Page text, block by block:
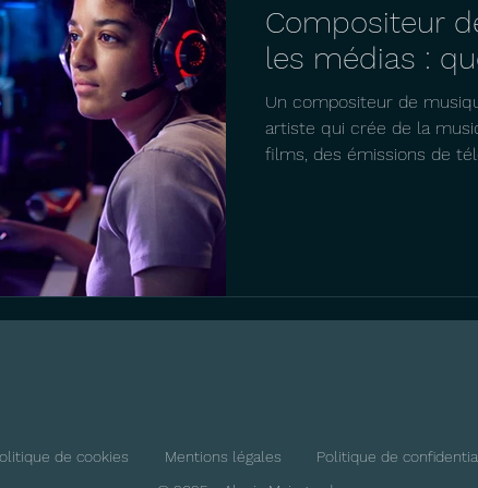
Compositeur
les médias :
Un compositeur de
artiste qui crée de la
films, des émissions de
de cookies Mentions légales
Politique de